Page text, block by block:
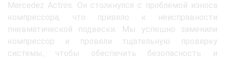
Mercedez Actros. Он столкнулся с проблемой износа
компрессора, что привело к неисправности
пневматической подвески. Мы успешно заменили
компрессор и провели тщательную проверку
системы, чтобы обеспечить безопасность и